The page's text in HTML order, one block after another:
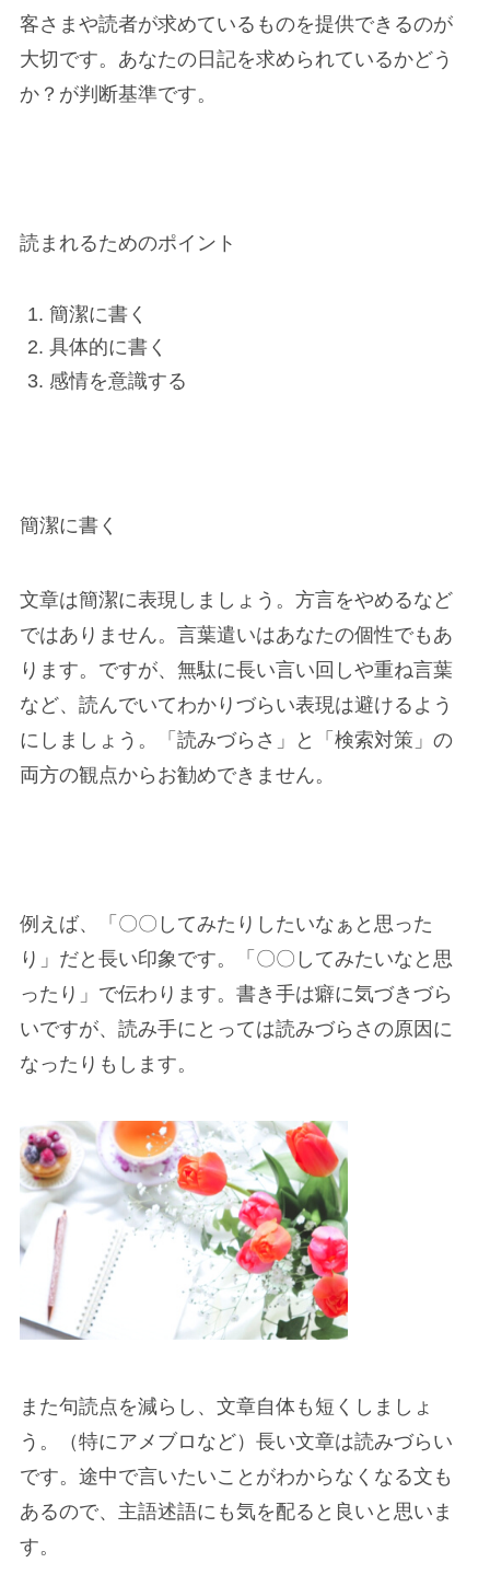
客さまや読者が求めているものを提供できるのが
大切です。あなたの日記を求められているかどう
か？が判断基準です。
読まれるためのポイント
簡潔に書く
具体的に書く
感情を意識する
簡潔に書く
文章は簡潔に表現しましょう。方言をやめるなど
ではありません。言葉遣いはあなたの個性でもあ
ります。ですが、無駄に長い言い回しや重ね言葉
など、読んでいてわかりづらい表現は避けるよう
にしましょう。「読みづらさ」と「検索対策」の
両方の観点からお勧めできません。
例えば、「〇〇してみたりしたいなぁと思った
り」だと長い印象です。「〇〇してみたいなと思
ったり」で伝わります。書き手は癖に気づきづら
いですが、読み手にとっては読みづらさの原因に
なったりもします。
また句読点を減らし、文章自体も短く しましょ
う。（特にアメブロなど）長い文章は読みづらい
です。途中で言いたいことがわからなくなる文も
あるので、主語述語にも気を配ると良いと思いま
す。